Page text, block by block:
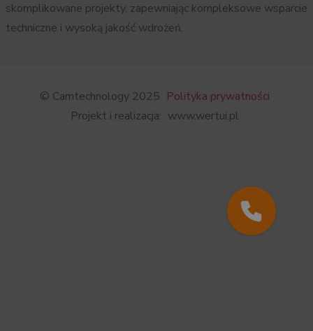
skomplikowane projekty, zapewniając kompleksowe wsparcie
techniczne i wysoką jakość wdrożeń.
© Camtechnology 2025 Polityka prywatności
Projekt i realizacja: www.wertui.pl